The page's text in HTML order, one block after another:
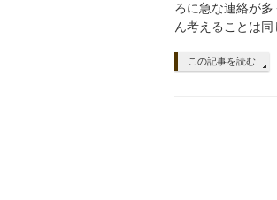
ろに急な連絡が
ん考えることは
この記事を読む